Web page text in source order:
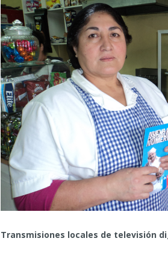
Transmisiones locales de televisión